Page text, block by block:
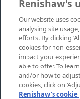
我們參加的活動
Renishaw's
Our website uses
analysing site
efforts. By clicking
cookies for non-
impact your
able to offer. To
and/or how to
cookies, click on
Renishaw's cookie